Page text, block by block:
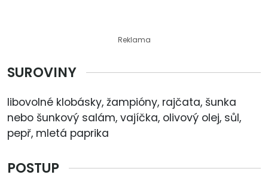
Reklama
SUROVINY
libovolné klobásky, žampióny, rajčata, šunka
nebo šunkový salám, vajíčka, olivový olej, sůl,
pepř, mletá paprika
POSTUP